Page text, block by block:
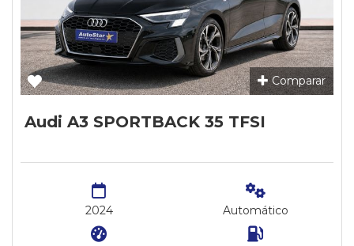
Comparar
Audi A3 SPORTBACK 35 TFSI
2024 Automático